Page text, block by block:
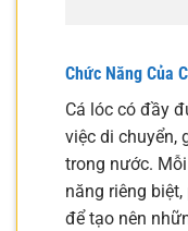
Chức Năng Của
Cá lóc có đầy
việc di chuyển,
trong nước.
năng riêng
để tạo nên